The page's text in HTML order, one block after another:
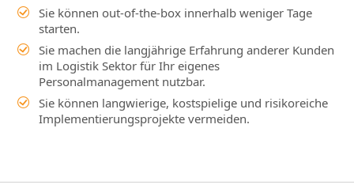
Sie können out-of-the-box innerhalb weniger Tage
starten.
Sie machen die langjährige Erfahrung anderer Kunden
im Logistik Sektor für Ihr eigenes
Personalmanagement nutzbar.
Sie können langwierige, kostspielige und risikoreiche
Implementierungsprojekte vermeiden.